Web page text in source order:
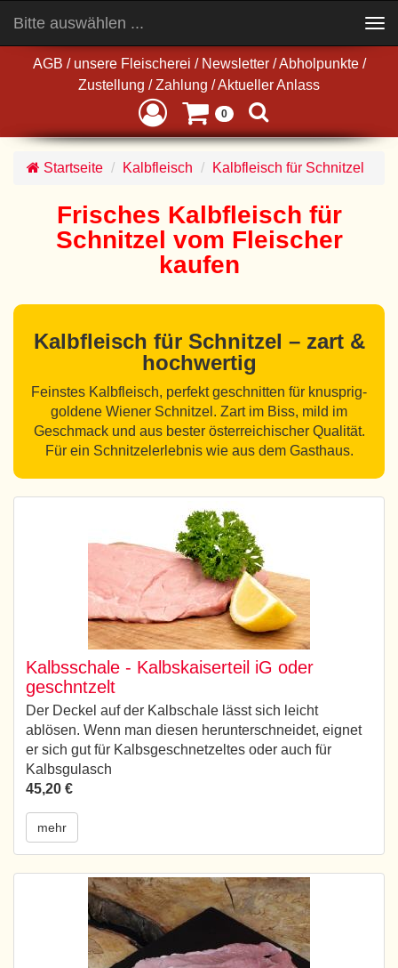
AGB / unsere Fleischerei / Newsletter / Abholpunkte /
Zustellung / Zahlung /Aktueller Anlass
0
Bitte auswählen ...
navigation
Startseite Kalbfleisch Kalbfleisch für Schnitzel
Frisches Kalbfleisch für
Schnitzel vom Fleischer
kaufen
Kalbfleisch für Schnitzel – zart &
hochwertig
Feinstes Kalbfleisch, perfekt geschnitten für knusprig-
goldene Wiener Schnitzel. Zart im Biss, mild im
Geschmack und aus bester österreichischer Qualität.
Für ein Schnitzelerlebnis wie aus dem Gasthaus.
Kalbsschale - Kalbskaiserteil iG oder
geschntzelt
Der Deckel auf der Kalbschale lässt sich leicht
ablösen. Wenn man diesen herunterschneidet, eignet
er sich gut für Kalbsgeschnetzeltes oder auch für
Kalbsgulasch
45,20 €
mehr